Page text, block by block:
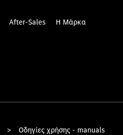
After-Sales Η Μάρκα
> Οδηγίες χρήσης - manuals